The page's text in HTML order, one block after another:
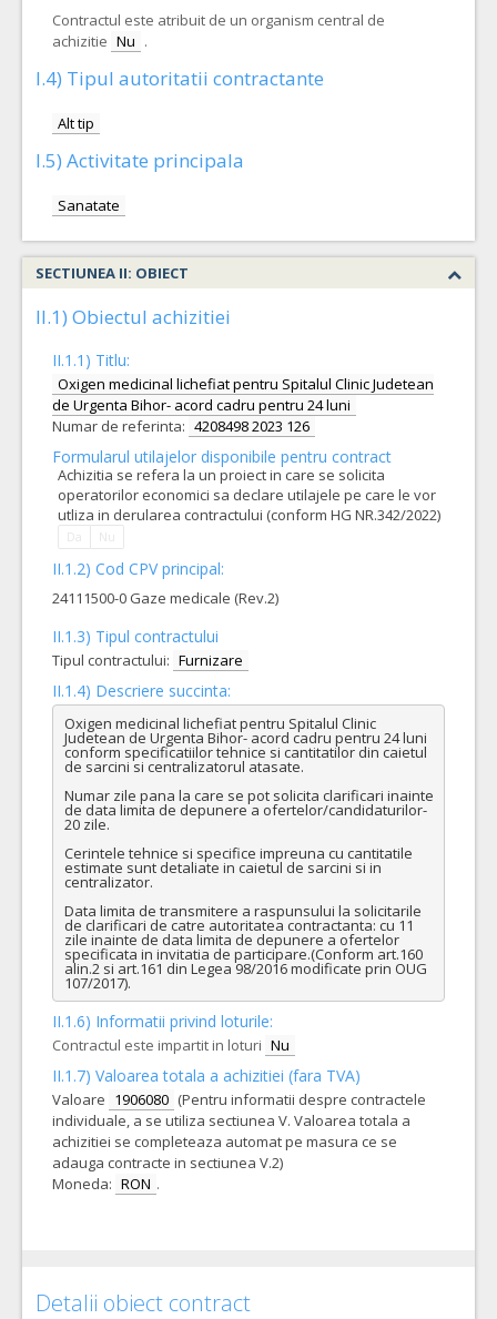
Contractul este atribuit de un organism central de
achizitie Nu .
I.4) Tipul autoritatii contractante
Alt tip
I.5) Activitate principala
Sanatate
SECTIUNEA II: OBIECT
II.1) Obiectul achizitiei
II.1.1) Titlu:
Oxigen medicinal lichefiat pentru Spitalul Clinic Judetean
de Urgenta Bihor- acord cadru pentru 24 luni
Numar de referinta: 4208498 2023 126
Formularul utilajelor disponibile pentru contract
Achizitia se refera la un proiect in care se solicita
operatorilor economici sa declare utilajele pe care le vor
utliza in derularea contractului (conform HG NR.342/2022)
II.1.2) Cod CPV principal:
24111500-0 Gaze medicale (Rev.2)
II.1.3) Tipul contractului
Tipul contractului: Furnizare
II.1.4) Descriere succinta:
Oxigen medicinal lichefiat pentru Spitalul Clinic
Judetean de Urgenta Bihor- acord cadru pentru 24 luni
conform specificatiilor tehnice si cantitatilor din caietul
de sarcini si centralizatorul atasate.
Numar zile pana la care se pot solicita clarificari inainte
de data limita de depunere a ofertelor/candidaturilor-
20 zile.
Cerintele tehnice si specifice impreuna cu cantitatile
estimate sunt detaliate in caietul de sarcini si in
centralizator.
Data limita de transmitere a raspunsului la solicitarile
de clarificari de catre autoritatea contractanta: cu 11
zile inainte de data limita de depunere a ofertelor
specificata in invitatia de participare.(Conform art.160
alin.2 si art.161 din Legea 98/2016 modificate prin OUG
107/2017).
II.1.6) Informatii privind loturile:
Contractul este impartit in loturi Nu
II.1.7) Valoarea totala a achizitiei (fara TVA)
Valoare 1906080 (Pentru informatii despre contractele
individuale, a se utiliza sectiunea V. Valoarea totala a
achizitiei se completeaza automat pe masura ce se
adauga contracte in sectiunea V.2)
Moneda: RON .
Detalii obiect contract